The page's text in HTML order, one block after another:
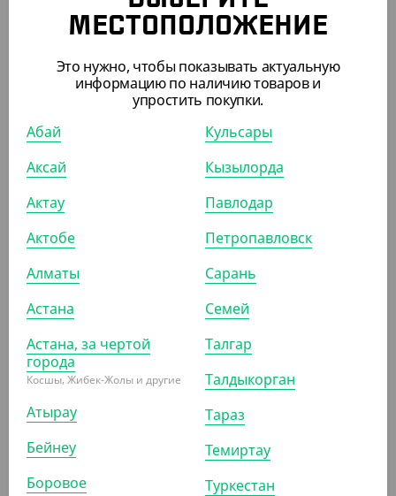
₸
(11.50₸/ШТ)
Крышка плоская, с крестообразным отверстием, d 98
мм, Cyclyc
645₸
(12.90₸
Крышка купольная без отверстия, d 95 мм, ПЭТ,
МЕСТОПОЛОЖЕНИЕ
Это нужно, чтобы показывать актуальную
информацию по наличию товаров и
упростить покупки.
Абай
Аксай
Актау
Актобе
Алматы
Астана
Астана, за чертой
города
Косшы, Жибек-Жолы и другие
Атырау
Бейнеу
Боровое
Кульсары
Кызылорда
Павлодар
Петропавловск
Сарань
Семей
Талгар
Талдыкорган
Тараз
Темиртау
Туркестан